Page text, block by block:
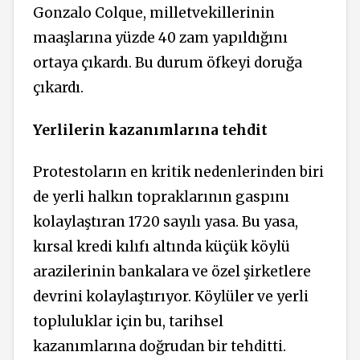
Gonzalo Colque, milletvekillerinin
maaşlarına yüzde 40 zam yapıldığını
ortaya çıkardı. Bu durum öfkeyi doruğa
çıkardı.
Yerlilerin kazanımlarına tehdit
Protestoların en kritik nedenlerinden biri
de yerli halkın topraklarının gaspını
kolaylaştıran 1720 sayılı yasa. Bu yasa,
kırsal kredi kılıfı altında küçük köylü
arazilerinin bankalara ve özel şirketlere
devrini kolaylaştırıyor. Köylüler ve yerli
topluluklar için bu, tarihsel
kazanımlarına doğrudan bir tehditti.